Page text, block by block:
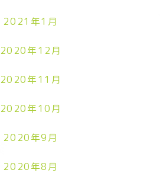
2021年1月
2020年12月
2020年11月
2020年10月
2020年9月
2020年8月